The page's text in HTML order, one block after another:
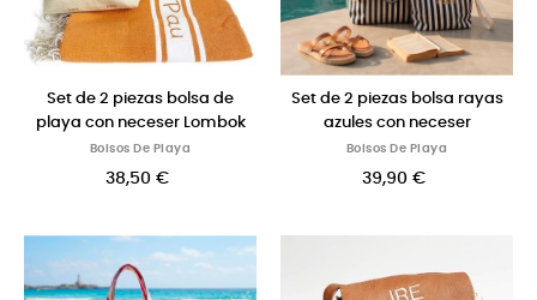
Set de 2 piezas bolsa de
playa con neceser Lombok
Bolsos De Playa
38,50 €
Set de 2 piezas bolsa rayas
azules con neceser
Bolsos De Playa
39,90 €